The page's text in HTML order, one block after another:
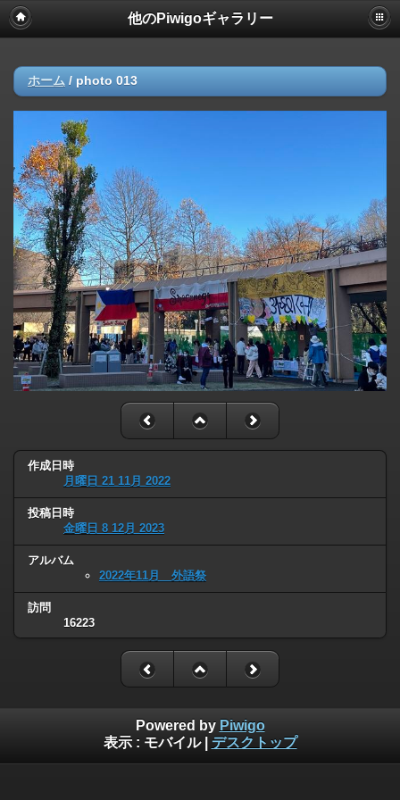
他のPiwigoギャラリー
ホーム / photo 013
作成日時
月曜日 21 11月 2022
投稿日時
金曜日 8 12月 2023
アルバム
2022年11月 外語祭
訪問
16223
Powered by Piwigo
表示 : モバイル| デスクトップ